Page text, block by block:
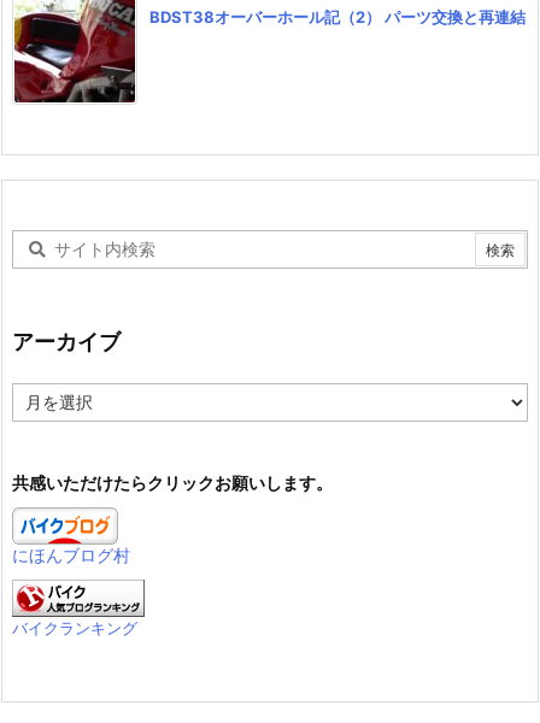
BDST38オーバーホール記（2） パーツ交換と再連結
アーカイブ
ー
ブ
共感いただけたらクリックお願いします。
にほんブログ村
バイクランキング